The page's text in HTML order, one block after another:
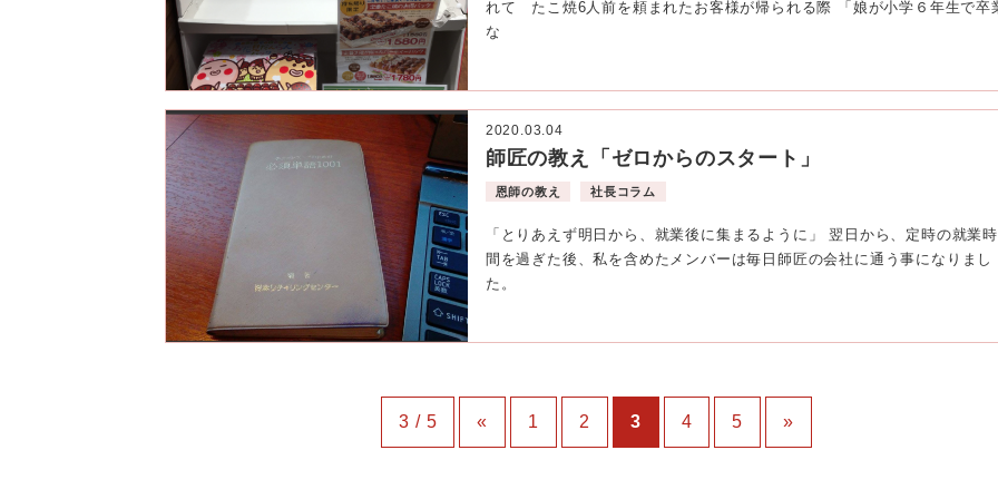
れて たこ焼6人前を頼まれたお客様が帰られる際 「娘が小学６年生で卒
な
2020.03.04
師匠の教え「ゼロからのスタート」
恩師の教え 社長コラム
「とりあえず明日から、就業後に集まるように」 翌日から、定時の就業時
間を過ぎた後、私を含めたメンバーは毎日師匠の会社に通う事になりまし
た。
3 / 5 « 1 2 3 4 5 »